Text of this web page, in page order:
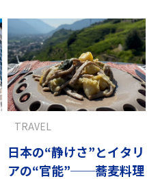
日本の“静けさ”とイタリ
アの“官能”──蕎麦料理
TRAVEL